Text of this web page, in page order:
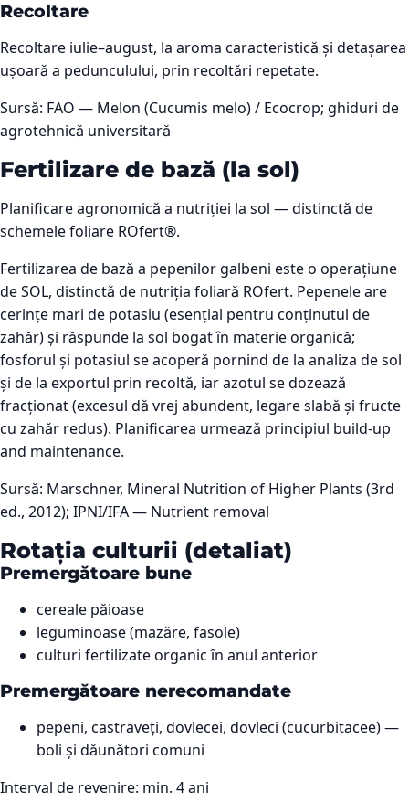
Recoltare
Recoltare iulie–august, la aroma caracteristică și detașarea
ușoară a pedunculului, prin recoltări repetate.
Sursă: FAO — Melon (Cucumis melo) / Ecocrop; ghiduri de
agrotehnică universitară
Fertilizare de bază (la sol)
Planificare agronomică a nutriției la sol — distinctă de
schemele foliare ROfert®.
Fertilizarea de bază a pepenilor galbeni este o operațiune
de SOL, distinctă de nutriția foliară ROfert. Pepenele are
cerințe mari de potasiu (esențial pentru conținutul de
zahăr) și răspunde la sol bogat în materie organică;
fosforul și potasiul se acoperă pornind de la analiza de sol
și de la exportul prin recoltă, iar azotul se dozează
fracționat (excesul dă vrej abundent, legare slabă și fructe
cu zahăr redus). Planificarea urmează principiul build-up
and maintenance.
Sursă: Marschner, Mineral Nutrition of Higher Plants (3rd
ed., 2012); IPNI/IFA — Nutrient removal
Rotația culturii (detaliat)
Premergătoare bune
cereale păioase
leguminoase (mazăre, fasole)
culturi fertilizate organic în anul anterior
Premergătoare nerecomandate
pepeni, castraveți, dovlecei, dovleci (cucurbitacee) —
boli și dăunători comuni
Interval de revenire: min. 4ani